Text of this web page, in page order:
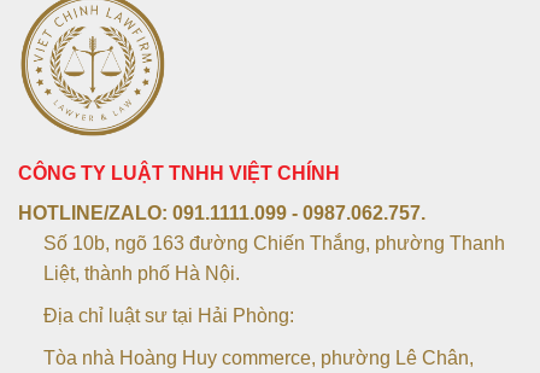
CÔNG TY LUẬT TNHH VIỆT CHÍNH
HOTLINE/ZALO: 091.1111.099 - 0987.062.757.
Số 10b, ngõ 163 đường Chiến Thắng, phường Thanh
Liệt, thành phố Hà Nội.
Địa chỉ luật sư tại Hải Phòng:
Tòa nhà Hoàng Huy commerce, phường Lê Chân,